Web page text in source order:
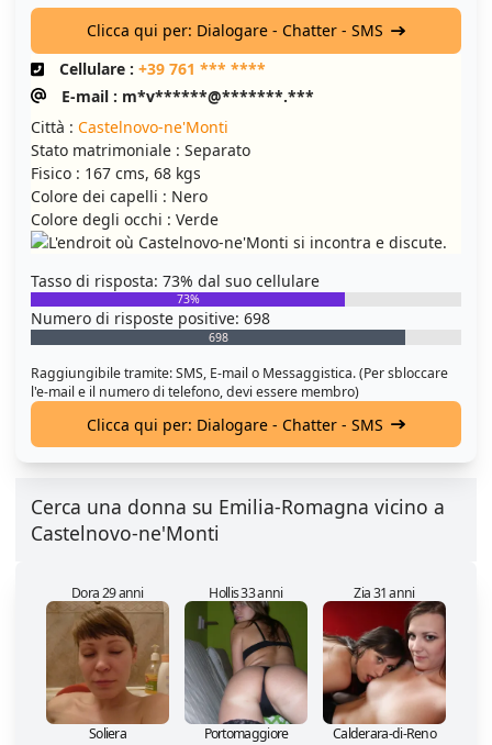
Clicca qui per: Dialogare - Chatter - SMS
Cellulare : +39 761 *** ****
E-mail : m*v******@*******.***
Città : Castelnovo-ne'Monti
Stato matrimoniale : Separato
Fisico : 167 cms, 68 kgs
Colore dei capelli : Nero
Colore degli occhi : Verde
Tasso di risposta: 73% dal suo cellulare
73%
Numero di risposte positive: 698
698
Raggiungibile tramite: SMS, E-mail o Messaggistica. (Per sbloccare
l'e-mail e il numero di telefono, devi essere membro)
Clicca qui per: Dialogare - Chatter - SMS
Cerca una donna su Emilia-Romagna vicino a
Castelnovo-ne'Monti
Dora 29 anni
Soliera
Hollis 33 anni
Portomaggiore
Zia 31 anni
Calderara-di-Reno